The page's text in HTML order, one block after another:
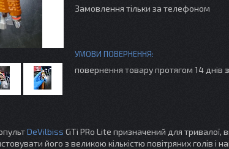
Замовлення тільки за телефоном
повернення товару протягом 14 днів
DeVilbiss GTi PRo Lite призначений для тривалої,
його з великою кількістю повітряних голів і